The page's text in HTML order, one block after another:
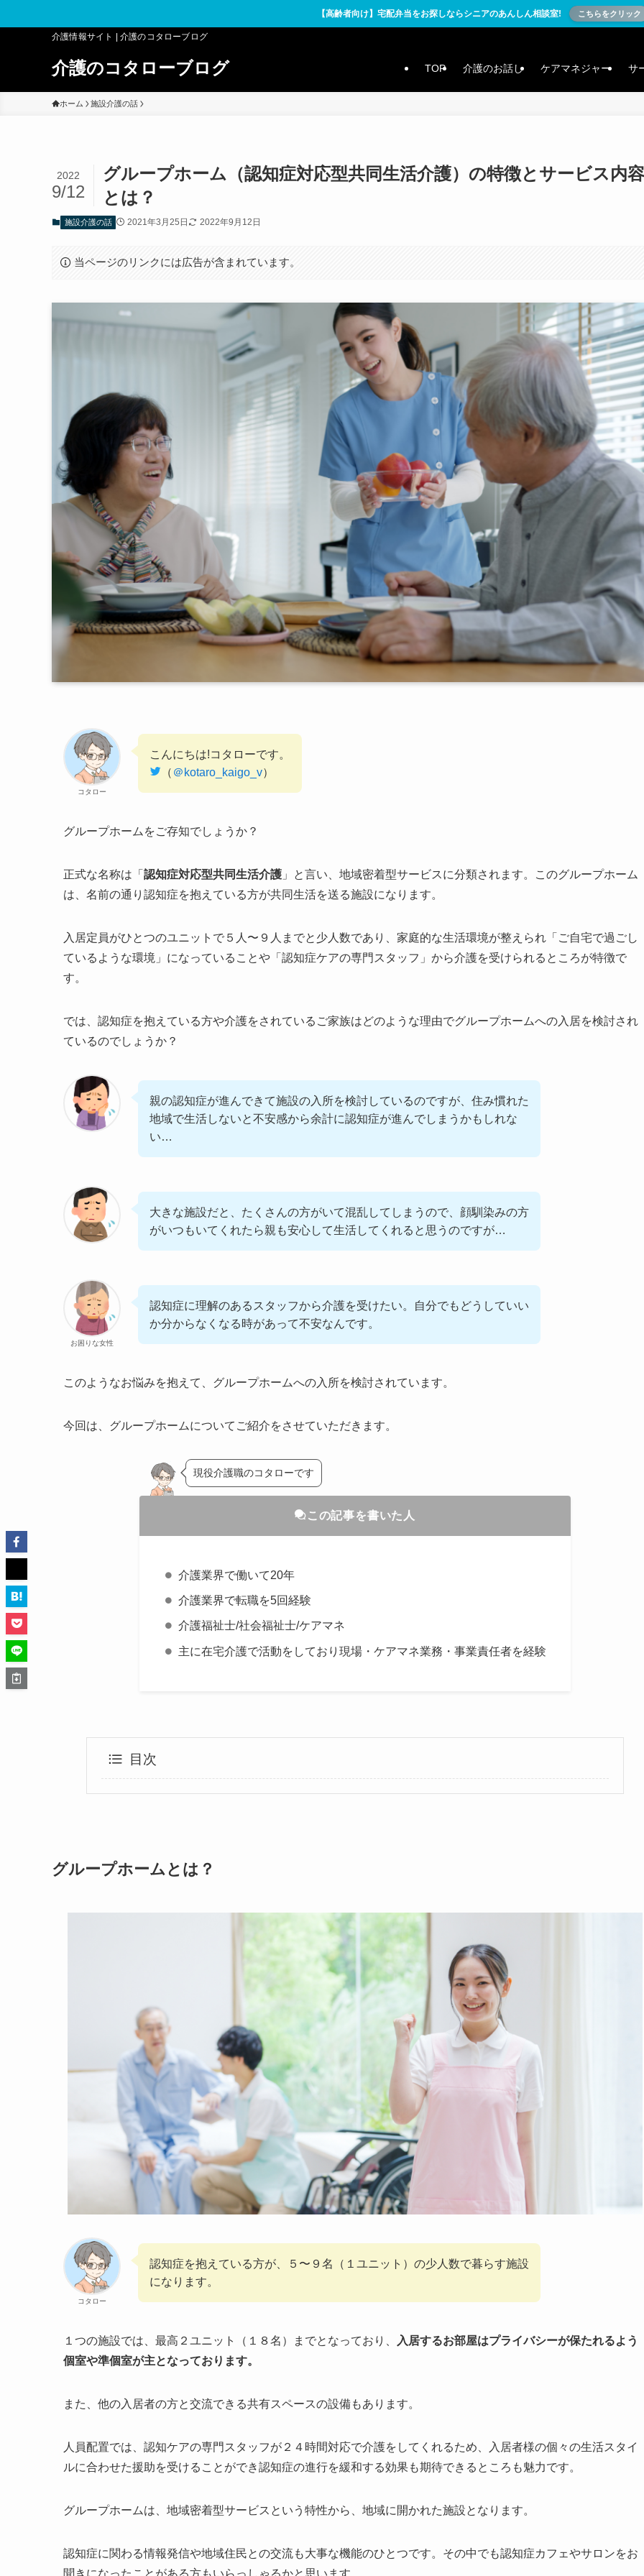
【高齢者向け】宅配弁当をお探しならシニアのあんしん相談室! こちらをクリック
介護情報サイト | 介護のコタローブログ
介護のコタローブログ TOP 介護のお話し ケアマネジャー サ
ホーム 施設介護の話
グループホーム（認知症対応型共同生活介護）の特徴とサービス内容
とは？
2022
9/12
施設介護の話 2021年3月25日 2022年9月12日
当ページのリンクには広告が含まれています。
コタロー
こんにちは!コタローです。
（ ＠kotaro_kaigo_v）
グループホームをご存知でしょうか？
正式な名称は「 認知症対応型共同生活介護 」と言い、地域密着型サービスに分類されます。このグループホーム
は、名前の通り認知症を抱えている方が共同生活を送る施設になります。
入居定員がひとつのユニットで５人〜９人までと少人数であり、家庭的な生活環境が整えられ「ご自宅で過ごし
ているような環境」になっていることや「認知症ケアの専門スタッフ」から介護を受けられるところが特徴で
す。
では、認知症を抱えている方や介護をされているご家族はどのような理由でグループホームへの入居を検討され
ているのでしょうか？
親の認知症が進んできて施設の入所を検討しているのですが、住み慣れた
地域で生活しないと不安感から余計に認知症が進んでしまうかもしれな
い…
大きな施設だと、たくさんの方がいて混乱してしまうので、顔馴染みの方
がいつもいてくれたら親も安心して生活してくれると思うのですが…
お困りな女性
認知症に理解のあるスタッフから介護を受けたい。自分でもどうしていい
か分からなくなる時があって不安なんです。
このようなお悩みを抱えて、グループホームへの入所を検討されています。
今回は、グループホームについてご紹介をさせていただきます。
現役介護職のコタローです
この記事を書いた人
介護業界で働いて20年
介護業界で転職を5回経験
介護福祉士/社会福祉士/ケアマネ
主に在宅介護で活動をしており現場・ケアマネ業務・事業責任者を経験
目次
グループホームとは？
コタロー
認知症を抱えている方が、５〜９名（１ユニット）の少人数で暮らす施設
になります。
１つの施設では、最高２ユニット（１８名）までとなっており、
入居するお部屋はプライバシーが保たれるよう
個室や準個室が主となっております。
また、他の入居者の方と交流できる共有スペースの設備もあります。
人員配置では、認知ケアの専門スタッフが２４時間対応で介護をしてくれるため、入居者様の個々の生活スタイ
ルに合わせた援助を受けることができ認知症の進行を緩和する効果も期待できるところも魅力です。
グループホームは、地域密着型サービスという特性から、地域に開かれた施設となります。
認知症に関わる情報発信や地域住民との交流も大事な機能のひとつです。その中でも認知症カフェやサロンをお